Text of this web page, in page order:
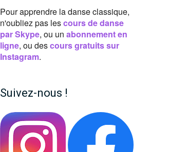
Pour apprendre la danse classique,
n'oubliez pas lescours de danse
par Skype, ou un abonnement en
ligne, ou descours gratuits sur
Instagram.
Suivez-nous !